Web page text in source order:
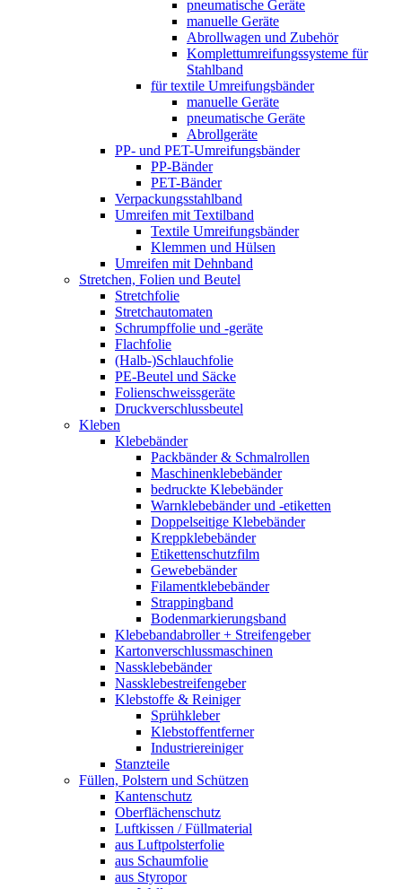
pneumatische Geräte
manuelle Geräte
Abrollwagen und Zubehör
Komplett­umreifungs­systeme für
Stahlband
für textile Umreifungsbänder
manuelle Geräte
pneumatische Geräte
Abrollgeräte
PP- und PET-Umreifungsbänder
PP-Bänder
PET-Bänder
Verpackungsstahlband
Umreifen mit Textilband
Textile Umreifungsbänder
Klemmen und Hülsen
Umreifen mit Dehnband
Stretchen, Folien und Beutel
Stretchfolie
Stretchautomaten
Schrumpffolie und -geräte
Flachfolie
(Halb-)Schlauchfolie
PE-Beutel und Säcke
Folienschweissgeräte
Druckverschlussbeutel
Kleben
Klebebänder
Packbänder & Schmalrollen
Maschinenklebebänder
bedruckte Klebebänder
Warnklebebänder und -etiketten
Doppelseitige Klebebänder
Kreppklebebänder
Etikettenschutzfilm
Gewebebänder
Filamentklebebänder
Strappingband
Bodenmarkierungsband
Klebebandabroller + Streifengeber
Kartonverschlussmaschinen
Nassklebebänder
Nassklebestreifengeber
Klebstoffe & Reiniger
Sprühkleber
Klebstoffentferner
Industriereiniger
Stanzteile
Füllen, Polstern und Schützen
Kantenschutz
Oberflächenschutz
Luftkissen / Füllmaterial
aus Luftpolsterfolie
aus Schaumfolie
aus Styropor